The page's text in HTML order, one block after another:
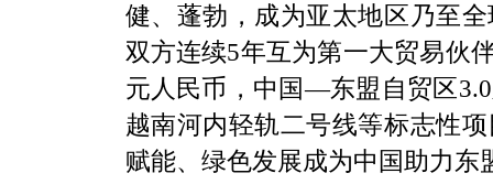
健、蓬勃，成为亚太地区乃至
双方连续5年互为第一大贸易伙
元人民币，中国—东盟自贸区
越南河内轻轨二号线等标志性
赋能、绿色发展成为中国助力东